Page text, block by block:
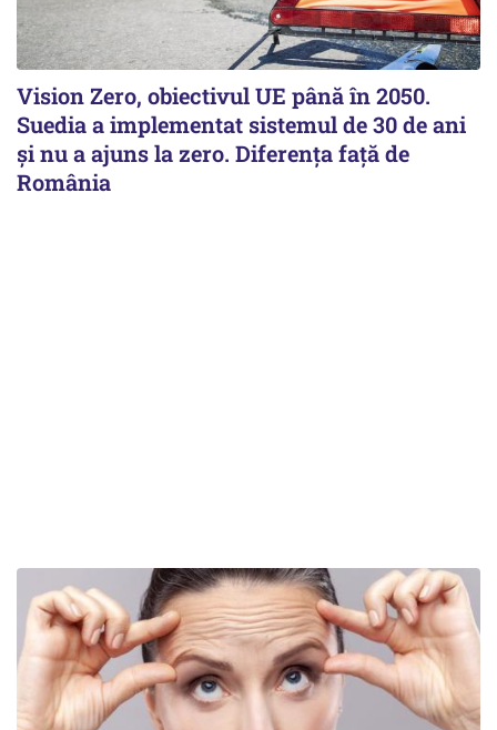
Vision Zero, obiectivul UE până în 2050.
Suedia a implementat sistemul de 30 de ani
şi nu a ajuns la zero. Diferenţa faţă de
România